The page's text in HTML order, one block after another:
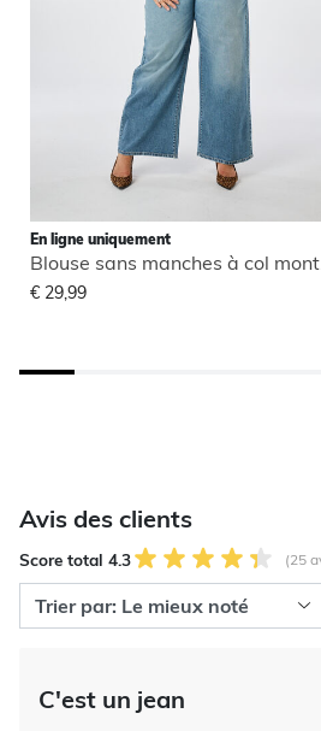
En ligne uniquement
€ 29,99
Avis des clients
Score total 4.3 (25
C'est un jean